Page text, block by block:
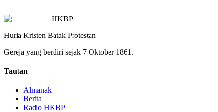
HKBP
Huria Kristen Batak Protestan
Gereja yang berdiri sejak 7 Oktober 1861.
Tautan
Almanak
Berita
Radio HKBP